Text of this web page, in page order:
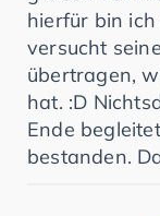
hierfür bin
versucht
übertragen,
hat. :D
Ende
bestanden.